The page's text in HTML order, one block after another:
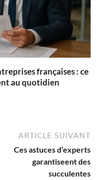
françaises : ce
au quotidien
ARTICLE SUIVANT
Ces astuces d’experts
garantiseent des
succulentes